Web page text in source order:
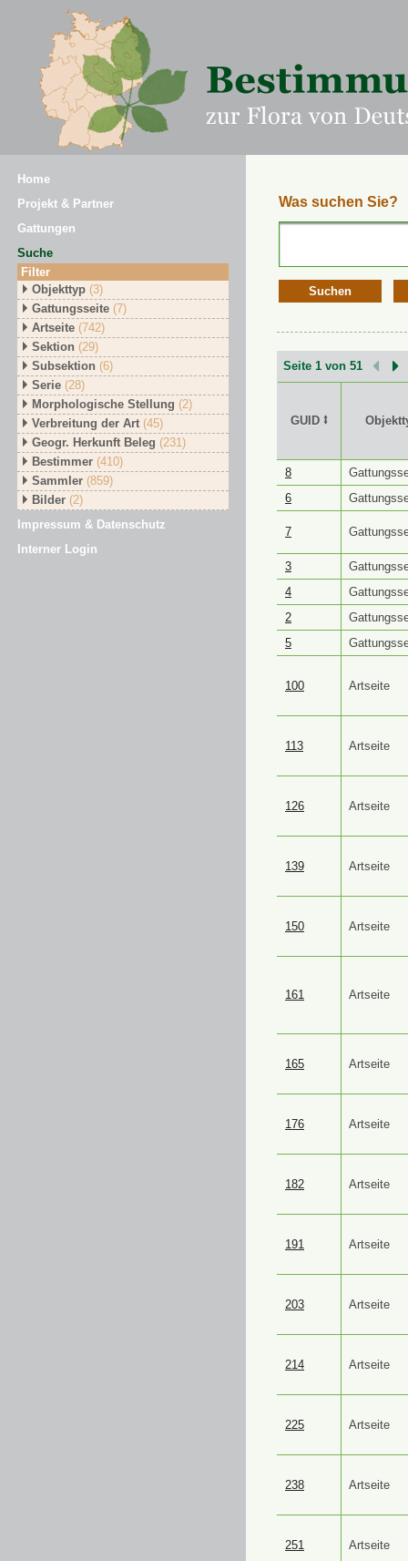
Home
Projekt & Partner
Gattungen
Suche
Filter
Objekttyp (3)
Gattungsseite (7)
Artseite (742)
Sektion (29)
Subsektion (6)
Serie (28)
Morphologische Stellung (2)
Verbreitung der Art (45)
Geogr. Herkunft Beleg (231)
Bestimmer (410)
Sammler (859)
Bilder (2)
Impressum & Datenschutz
Interner Login
Was suchen Sie?
Suchen
Seite 1 von 51
GUID ⭥
GUID ⭥
8
6
7
3
4
2
5
100 Artseite
113 Artseite
126 Artseite
139 Artseite
150 Artseite
161 Artseite
165 Artseite
176 Artseite
182 Artseite
191 Artseite
203 Artseite
214 Artseite
225 Artseite
238 Artseite
251 Artseite